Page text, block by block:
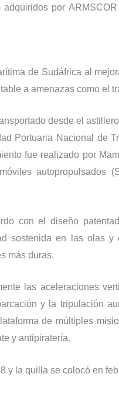
por
de Sudáfrica al
a amenazas como el
desde el
Portuaria Nacional de
fue realizado por
autopropulsados
con el diseño
sostenida en las olas y
más duras.
las aceleraciones
y la tripulación
de múltiples
y antipiratería.
y la quilla se colocó en